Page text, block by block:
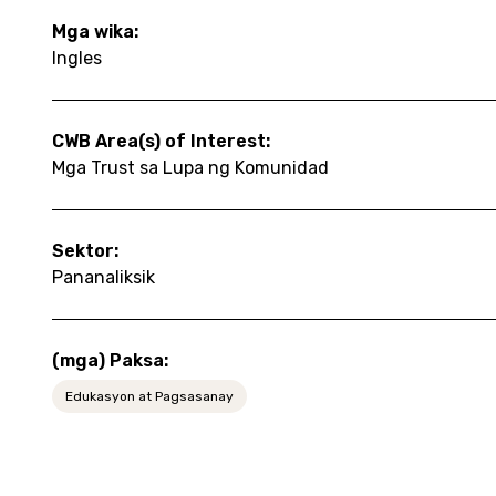
Mga wika:
Ingles
CWB Area(s) of Interest:
Mga Trust sa Lupa ng Komunidad
Sektor:
Pananaliksik
(mga) Paksa:
Edukasyon at Pagsasanay